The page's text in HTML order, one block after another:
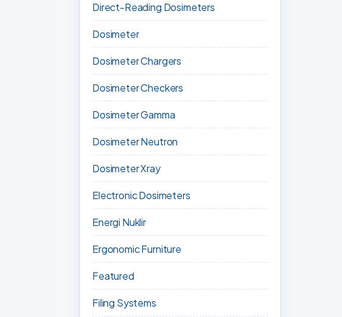
Direct-Reading Dosimeters
Dosimeter
Dosimeter Chargers
Dosimeter Checkers
Dosimeter Gamma
Dosimeter Neutron
Dosimeter Xray
Electronic Dosimeters
Energi Nuklir
Ergonomic Furniture
Featured
Filing Systems